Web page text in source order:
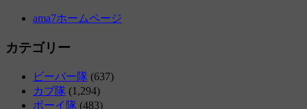
ama7ホームページ
カテゴリー
ビーバー隊 (637)
カブ隊 (1,294)
ボーイ隊 (483)